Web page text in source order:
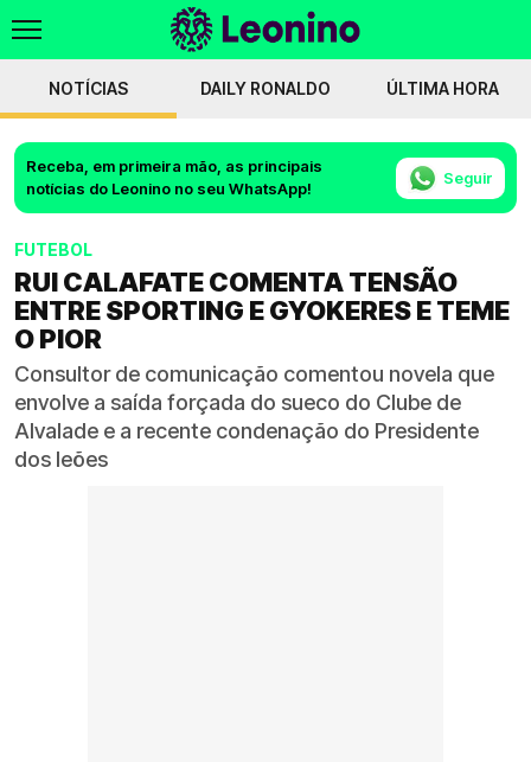
NOTÍCIAS DAILY RONALDO ÚLTIMA HORA
Receba, em primeira mão, as principais
notícias do Leonino no seu WhatsApp!
Seguir
FUTEBOL
RUI CALAFATE COMENTA TENSÃO
ENTRE SPORTING E GYOKERES E TEME
O PIOR
Consultor de comunicação comentou novela que
envolve a saída forçada do sueco do Clube de
Alvalade e a recente condenação do Presidente
dos leões